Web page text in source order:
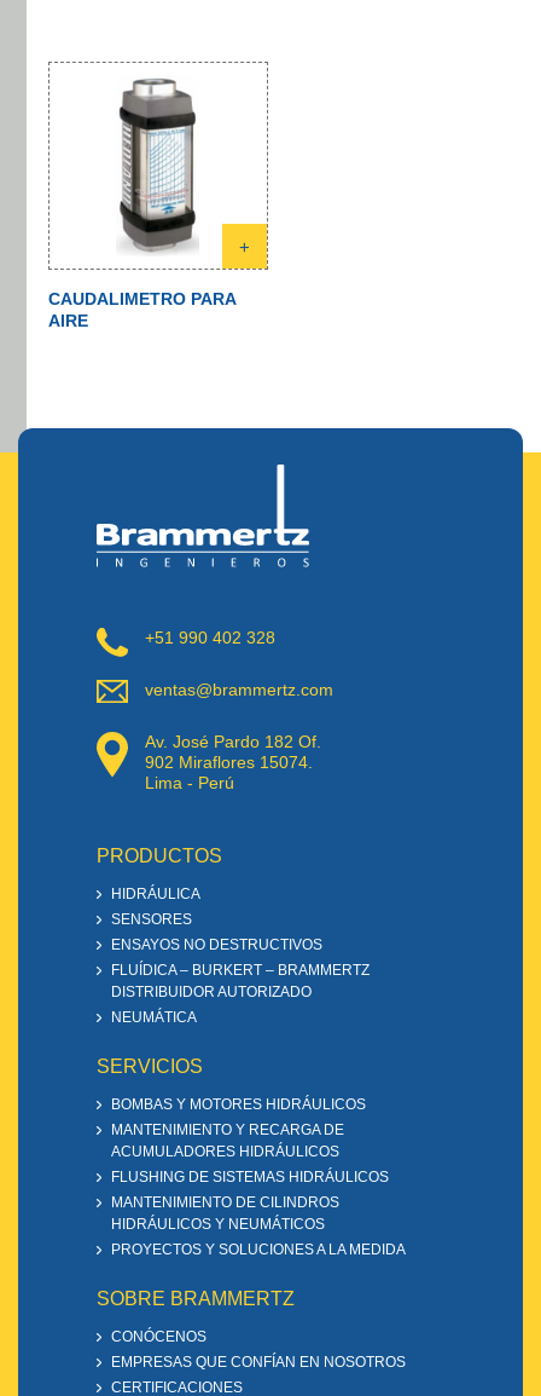
+
CAUDALIMETRO PARA
AIRE
+51 990 402 328
ventas@brammertz.com
Av. José Pardo 182 Of.
902 Miraflores 15074.
Lima - Perú
PRODUCTOS
HIDRÁULICA
SENSORES
ENSAYOS NO DESTRUCTIVOS
FLUÍDICA – BURKERT – BRAMMERTZ
DISTRIBUIDOR AUTORIZADO
NEUMÁTICA
SERVICIOS
BOMBAS Y MOTORES HIDRÁULICOS
MANTENIMIENTO Y RECARGA DE
ACUMULADORES HIDRÁULICOS
FLUSHING DE SISTEMAS HIDRÁULICOS
MANTENIMIENTO DE CILINDROS
HIDRÁULICOS Y NEUMÁTICOS
PROYECTOS Y SOLUCIONES A LA MEDIDA
SOBRE BRAMMERTZ
CONÓCENOS
EMPRESAS QUE CONFÍAN EN NOSOTROS
CERTIFICACIONES